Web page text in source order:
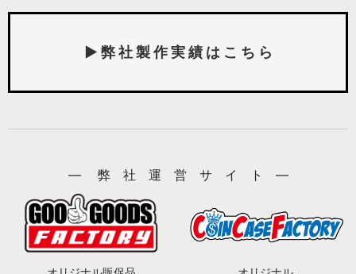
▶ 弊 社 製 作 実 績 は こ ち ら
― 弊 社 運 営 サ イ ト ―